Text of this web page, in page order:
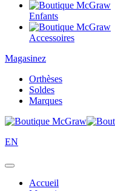
Enfants
Accessoires
Magasinez
Orthèses
Soldes
Marques
EN
Accueil